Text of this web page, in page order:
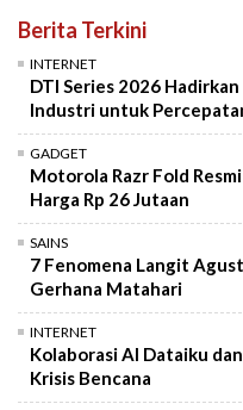
Berita Terkini
INTERNET
DTI Series 2026
Industri untuk
GADGET
Motorola Razr Fold
Harga Rp 26 Jutaan
SAINS
7 Fenomena Langit
Gerhana Matahari
INTERNET
Kolaborasi AI Dataiku
Krisis Bencana